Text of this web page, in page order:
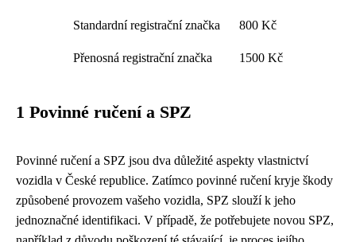
Standardní registrační značka 800 Kč
Přenosná registrační značka 1500 Kč
1 Povinné ručení a SPZ
Povinné ručení a SPZ jsou dva důležité aspekty vlastnictví
vozidla v České republice. Zatímco povinné ručení kryje škody
způsobené provozem vašeho vozidla, SPZ slouží k jeho
jednoznačné identifikaci. V případě, že potřebujete novou SPZ,